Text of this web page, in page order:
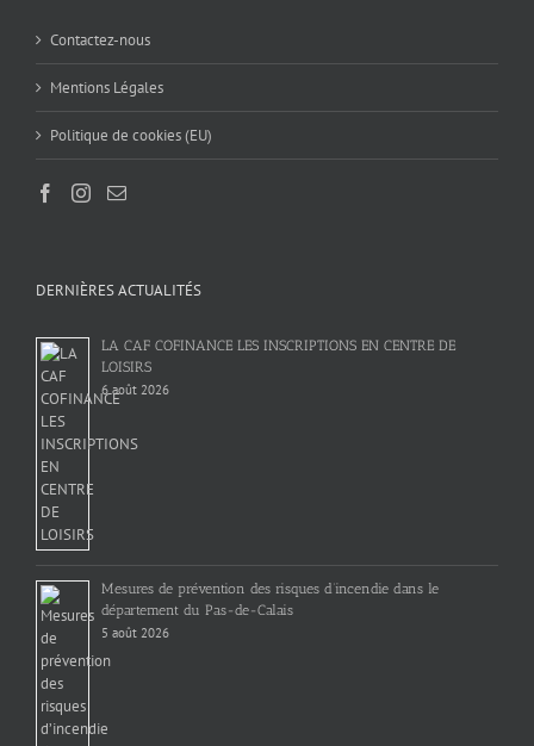
Contactez-nous
Mentions Légales
Politique de cookies (EU)
DERNIÈRES ACTUALITÉS
LA CAF COFINANCE LES INSCRIPTIONS EN CENTRE DE
LOISIRS
6 août 2026
Mesures de prévention des risques d’incendie dans le
département du Pas-de-Calais
5 août 2026